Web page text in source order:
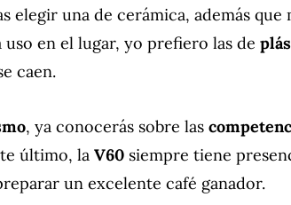
elegir una de cerámica, además
en el lugar, yo prefiero las de
caen.
, ya conocerás sobre las
último, la V60 siempre tiene
un excelente café ganador.